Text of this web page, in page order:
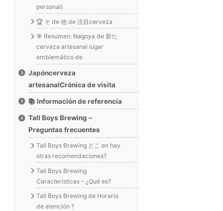
personal)
🏆 そ de 他 de 注目cerveza
🎯 Resumen: Nagoya de 新た
cerveza artesanal lugar
emblemático de
Japóncerveza
artesanalCrónica de visita
📚 Información de referencia
Tall Boys Brewing –
Preguntas frecuentes
Tall Boys Brewing どこ en hay
otras recomendaciones?
Tall Boys Brewing
Características – ¿Qué es?
Tall Boys Brewing de Horario
de atención ?